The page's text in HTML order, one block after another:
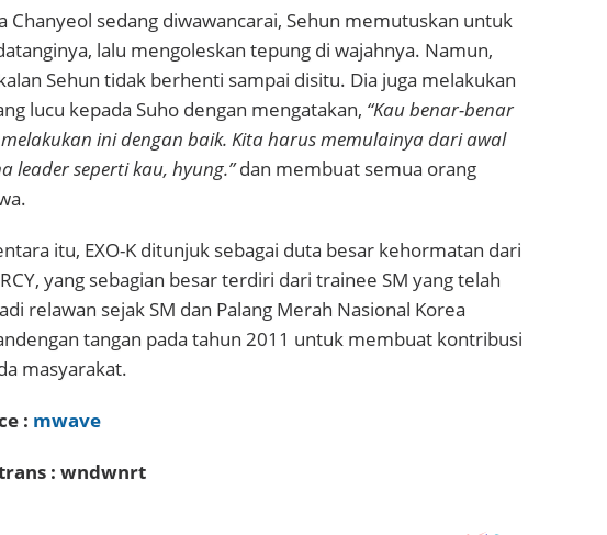
Chanyeol sedang diwawancarai, Sehun memutuskan untuk
lalu mengoleskan tepung di wajahnya. Namun,
Sehun tidak berhenti sampai disitu. Dia juga melakukan
lucu kepada Suho dengan mengatakan, “Kau benar-benar
ini dengan baik. Kita harus memulainya dari awal
leader seperti kau, hyung.”dan membuat semua orang
itu, EXO-K ditunjuk sebagai duta besar kehormatan dari
yang sebagian besar terdiri dari trainee SM yang telah
relawan sejak SM dan Palang Merah Nasional Korea
tangan pada tahun 2011 untuk membuat kontribusi
masyarakat.
: mwave
: wndwnrt